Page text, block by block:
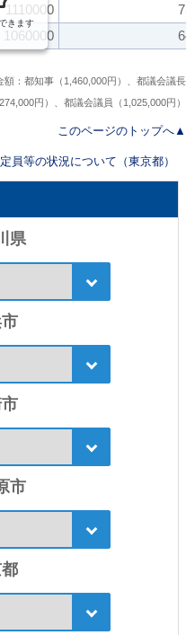
1110000
1060000
きます
：都知事（1,460,000円）、都議会議長
円）、都議会議員（1,025,000円）
このページのトップへ▲
員等の状況について（東京都）
県
市